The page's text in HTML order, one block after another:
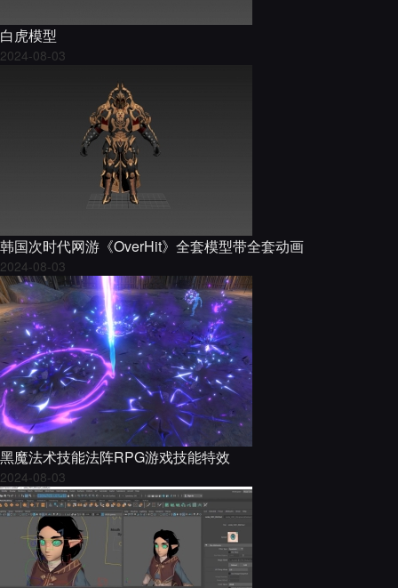
白虎模型
2024-08-03
韩国次时代网游《OverHit》全套模型带全套动画
2024-08-03
黑魔法术技能法阵RPG游戏技能特效
2024-08-03